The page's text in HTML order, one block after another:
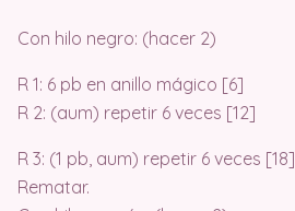
Con hilo negro: (hacer 2)
R 1: 6 pb en anillo mágico [6]
R 2: (aum) repetir 6 veces [12]
R 3: (1 pb, aum) repetir 6 veces [18]
Rematar.